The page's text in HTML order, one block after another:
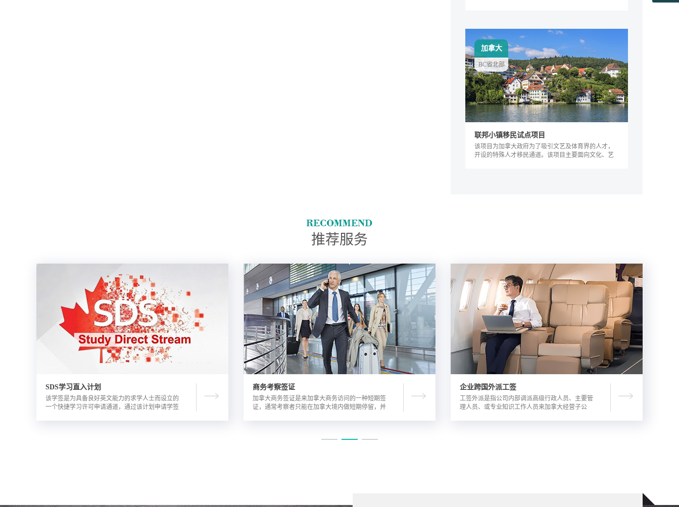
联邦小镇移民试点项目
该项目为加拿大政府为了吸引文艺及体育界的人才，
开设的特殊人才移民通道。该项目主要面向文化、艺
加拿大
BC省北部
推荐服务
SDS学习直入计划
该学签是为具备良好英文能力的求学人士而设立的
一个快捷学习许可申请通道，通过该计划申请学签
商务考察签证
加拿大商务签证是来加拿大商务访问的一种短期签
证，通常考察者只能在加拿大境内做短期停留，并
企业跨国外派工签
工签外派是指公司内部调派高级行政人员、主要管
理人员、或专业知识工作人员来加拿大经营子公